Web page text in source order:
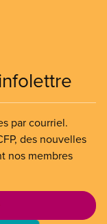
par courriel.
des nouvelles
nos membres